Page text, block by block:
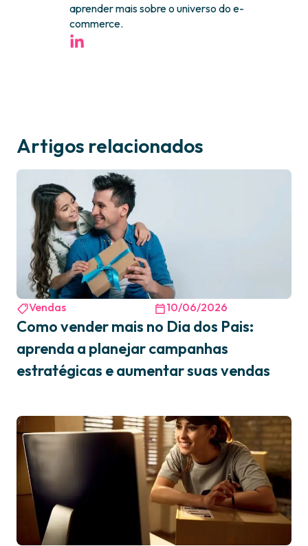
aprender mais sobre o universo do e-
commerce.
Artigos relacionados
Vendas 10/06/2026
Como vender mais no Dia dos Pais:
aprenda a planejar campanhas
estratégicas e aumentar suas vendas